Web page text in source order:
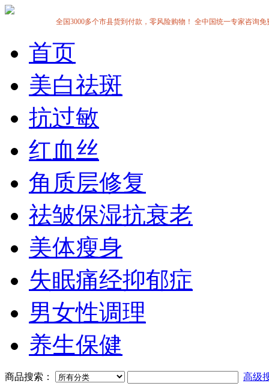
全国3000多个市县货到付款，零风险购物！ 全中国统一专家咨询免
首页
美白祛斑
抗过敏
红血丝
角质层修复
祛皱保湿抗衰老
美体瘦身
失眠痛经抑郁症
男女性调理
养生保健
商品搜索： 高级